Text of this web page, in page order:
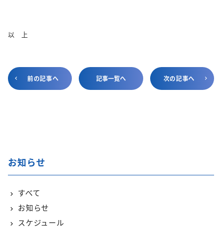
以 上
前の記事へ 記事一覧へ 次の記事へ
お知らせ
すべて
お知らせ
スケジュール